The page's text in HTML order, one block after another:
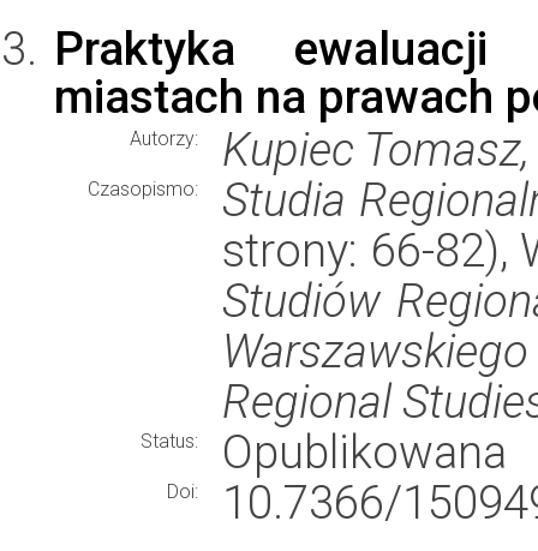
Praktyka
miastach na prawach
Autorzy: Kupiec
Czasopismo:
Studia
strony: 66-82),
Studiów
Regional
Status: Opublikowana
Doi:
10.7366/